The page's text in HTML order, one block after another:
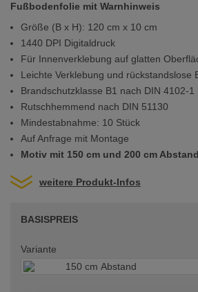
Fußbodenfolie mit Warnhinweis
Größe (B x H): 120 cm x 10 cm
1440 DPI Digitaldruck
Für Innenverklebung auf glatten
Leichte Verklebung und rückstandslose
Brandschutzklasse B1 nach DIN 4102-1
Rutschhemmend nach DIN 51130
Mindestabnahme: 10 Stück
Auf Anfrage mit Montage
Motiv mit 150 cm und 200 cm Abstand
weitere Produkt-Infos
BASISPREIS
Variante
150 cm Abstand